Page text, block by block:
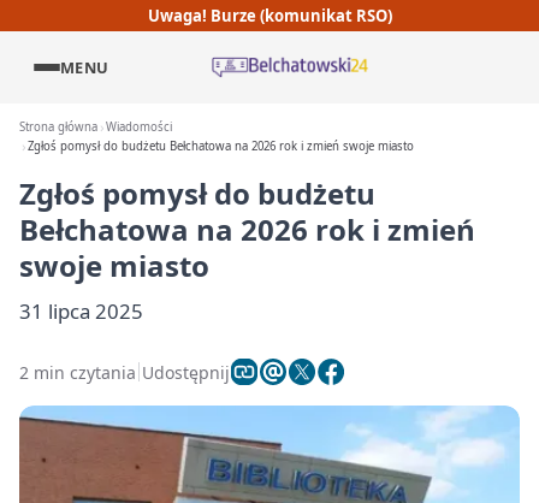
Uwaga! Burze (komunikat RSO)
MENU
Strona główna Wiadomości
Zgłoś pomysł do budżetu Bełchatowa na 2026 rok i zmień swoje miasto
Zgłoś pomysł do budżetu
Bełchatowa na 2026 rok i zmień
swoje miasto
31 lipca 2025
2 min czytania Udostępnij